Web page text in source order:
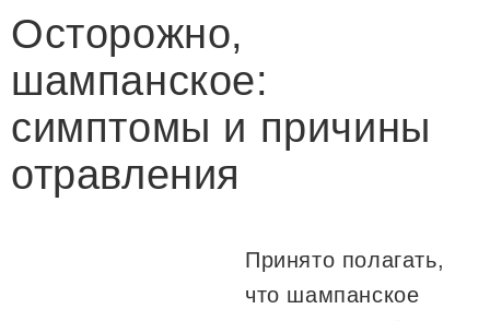
Осторожно,
шампанское:
симптомы и причины
отравления
Принято полагать,
что шампанское